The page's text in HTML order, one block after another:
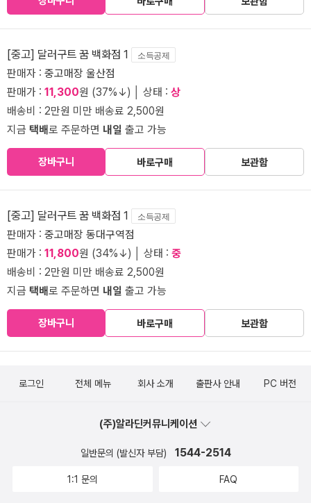
[중고] 달러구트 꿈 백화점 1 소득공제
판매자 : 중고매장 울산점
판매가 : 11,300원 (37%↓) │ 상태 : 상
배송비 : 2만원 미만 배송료 2,500원
지금 택배로 주문하면 내일 출고 가능
장바구니 바로구매 보관함
[중고] 달러구트 꿈 백화점 1 소득공제
판매자 : 중고매장 동대구역점
판매가 : 11,800원 (34%↓) │ 상태 : 중
배송비 : 2만원 미만 배송료 2,500원
지금 택배로 주문하면 내일 출고 가능
장바구니 바로구매 보관함
로그인 전체 메뉴 회사 소개 출판사 안내 PC 버전
(주)알라딘커뮤니케이션
일반문의 (발신자 부담) 1544-2514
1:1 문의 FAQ